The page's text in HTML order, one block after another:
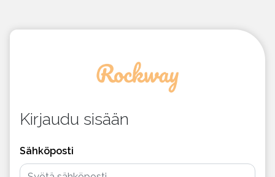
Kirjaudu sisään
Sähköposti